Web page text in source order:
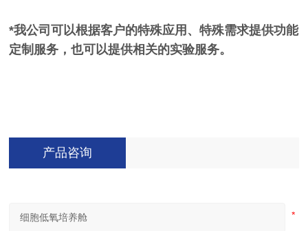
*我公司可以根据客户的特殊应用、特殊需求提供功能
定制服务，也可以提供相关的实验服务。
产品咨询